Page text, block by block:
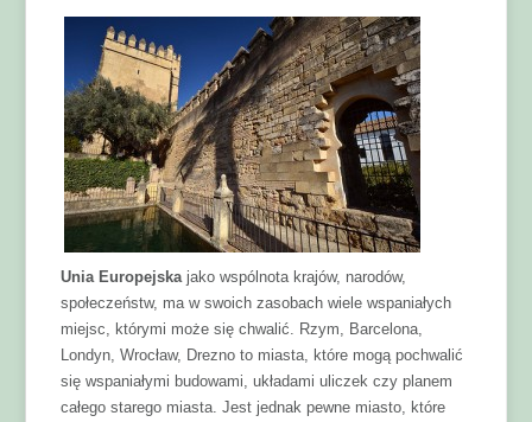
Unia Europejska jako wspólnota krajów, narodów,
społeczeństw, ma w swoich zasobach wiele wspaniałych
miejsc, którymi może się chwalić. Rzym, Barcelona,
Londyn, Wrocław, Drezno to miasta, które mogą pochwalić
się wspaniałymi budowami, układami uliczek czy planem
całego starego miasta. Jest jednak pewne miasto, które